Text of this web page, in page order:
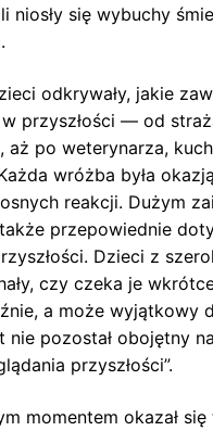
niosły się wybuchy
odkrywały, jakie
przyszłości — od
aż po weterynarza,
wróżba była
reakcji. Dużym
przepowiednie
Dzieci z
czy czeka je
a może wyjątkowy
nie pozostał obojętny
przyszłości”.
momentem okazał